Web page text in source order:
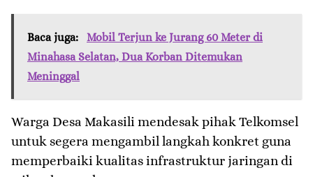
Baca juga:
Mobil Terjun ke Jurang 60 Meter di
Minahasa Selatan, Dua Korban Ditemukan
Meninggal
Warga Desa Makasili mendesak pihak Telkomsel
untuk segera mengambil langkah konkret guna
memperbaiki kualitas infrastruktur jaringan di